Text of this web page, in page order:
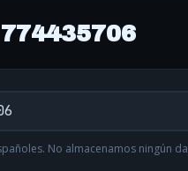
No almacenamos ningún